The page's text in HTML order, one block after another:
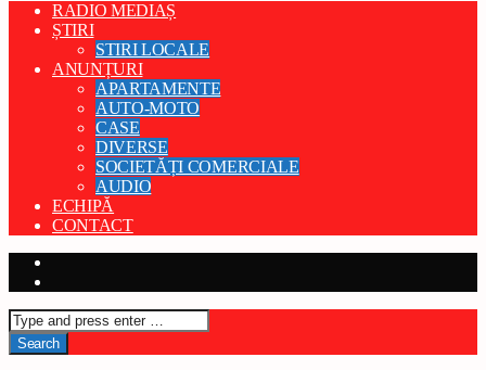
RADIO MEDIAȘ
ȘTIRI
STIRI LOCALE
ANUNȚURI
APARTAMENTE
AUTO-MOTO
CASE
DIVERSE
SOCIETĂȚI COMERCIALE
AUDIO
ECHIPĂ
CONTACT